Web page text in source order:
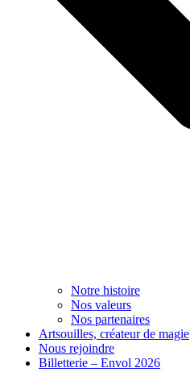
Notre histoire
Nos valeurs
Nos partenaires
Artsouilles, créateur de magie
Nous rejoindre
Billetterie – Envol 2026